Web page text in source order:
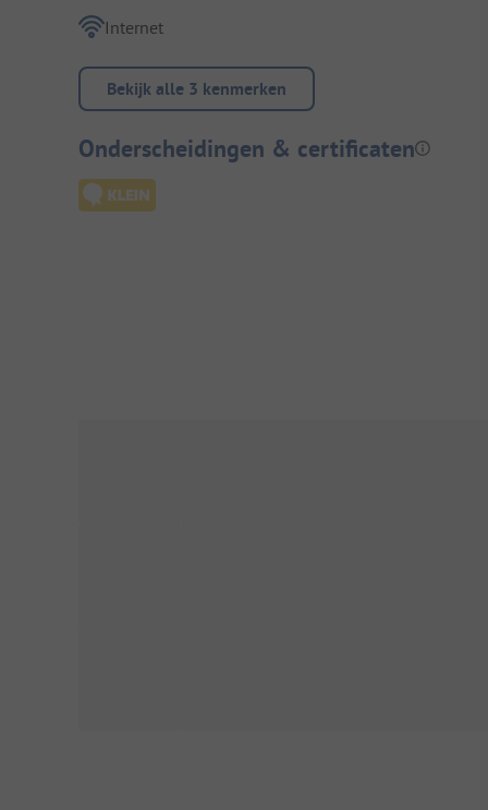
Internet
Bekijk alle 3 kenmerken
Onderscheidingen & certificaten